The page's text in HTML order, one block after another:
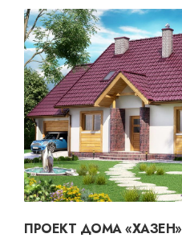
ПРОЕКТ ДОМА «ХАЗЕН»